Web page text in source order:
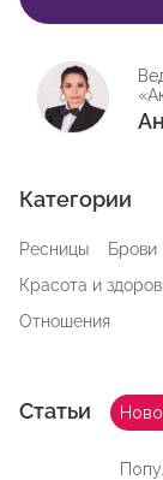
Категории
Ресницы Брови
Красота и
Отношения
Статьи